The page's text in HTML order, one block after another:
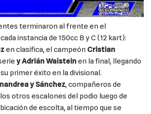
terminaron al frente en el
instancia de 150cc B y C (12 kart):
en clasifica, el campeón Cristian
y Adrián Waisteinen la final, llegando
primer éxito en la divisional.
y Sánchez, compañeros de
otros escalones del podio luego de
de escolta, al tiempo que se